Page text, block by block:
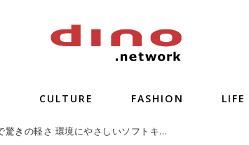
CULTURE FASHION LIFE
テントのような構造で驚きの軽さ 環境にやさしいソフトキャリー「フィーナRF」